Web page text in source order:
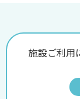
施設ご利用